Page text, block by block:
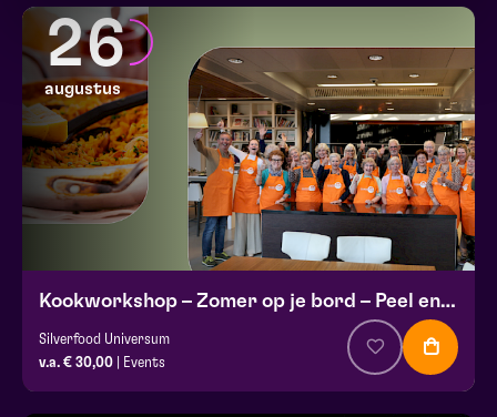
26
augustus
Kookworkshop – Zomer op je bord – Peel en Maas
Silverfood Universum
v.a. € 30,00 | Events